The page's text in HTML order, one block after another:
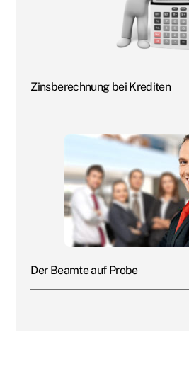
Zinsberechnung bei Krediten
Der Beamte auf Probe